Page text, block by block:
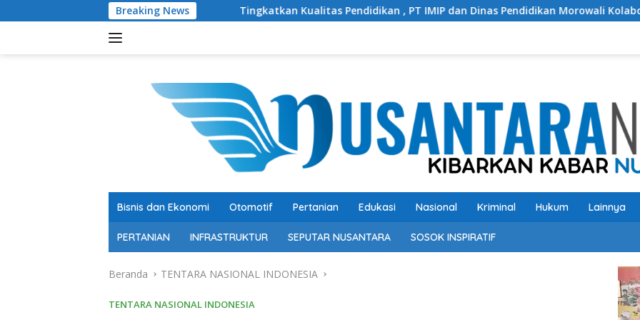
ke
Breaking News
Tingkatkan Kualitas Pendidikan , PT IMIP dan Dinas Pendidikan Morowali Kolaborasi Tingkatkan
Bisnis dan Ekonomi Otomotif Pertanian Edukasi Nasional Kriminal Hukum Lainnya
PERTANIAN INFRASTRUKTUR SEPUTAR NUSANTARA SOSOK INSPIRATIF
Beranda TENTARA NASIONAL INDONESIA
TENTARA NASIONAL INDONESIA